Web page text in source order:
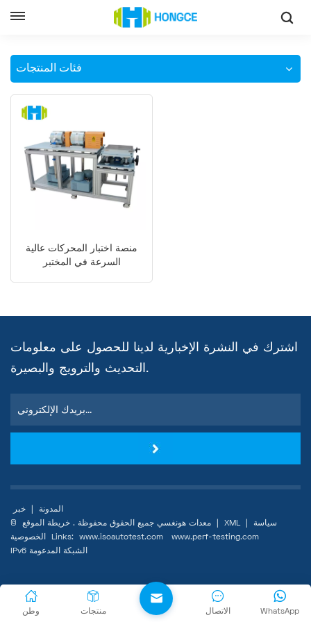
منصة اختبار المحرك عالي القدرة
فئات المنتجات
منصة اختبار المحركات عالية
السرعة في المختبر
اشترك في النشرة الإخبارية لدينا للحصول على معلومات
التحديث والترويج والبصيرة.
المدونة
خبر
© معدات هونغسي جميع الحقوق محفوظة .
XML
سياسة
الخصوصية
Links: www.isoautotest.com
www.perf-testing.com
IPv6 الشبكة المدعومة
وطن منتجات WhatsApp الاتصال